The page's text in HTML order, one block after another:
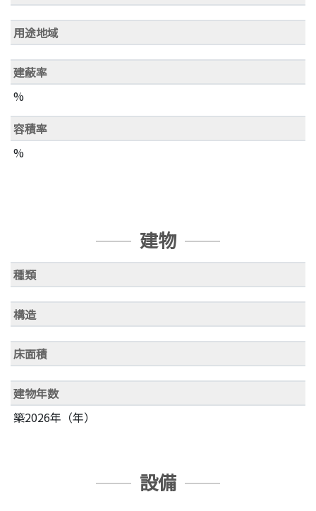
用途地域
建蔽率
%
容積率
%
建物
種類
構造
床面積
建物年数
築2026年（年）
設備